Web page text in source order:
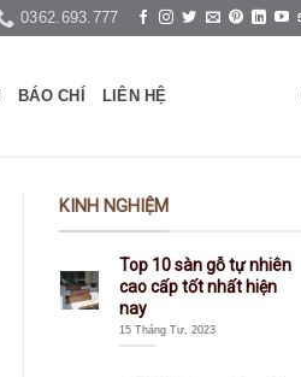
0362.693.777
BÁO CHÍ LIÊN HỆ
KINH NGHIỆM
Top 10 sàn gỗ tự nhiên
cao cấp tốt nhất hiện
nay
15 Tháng Tư, 2023